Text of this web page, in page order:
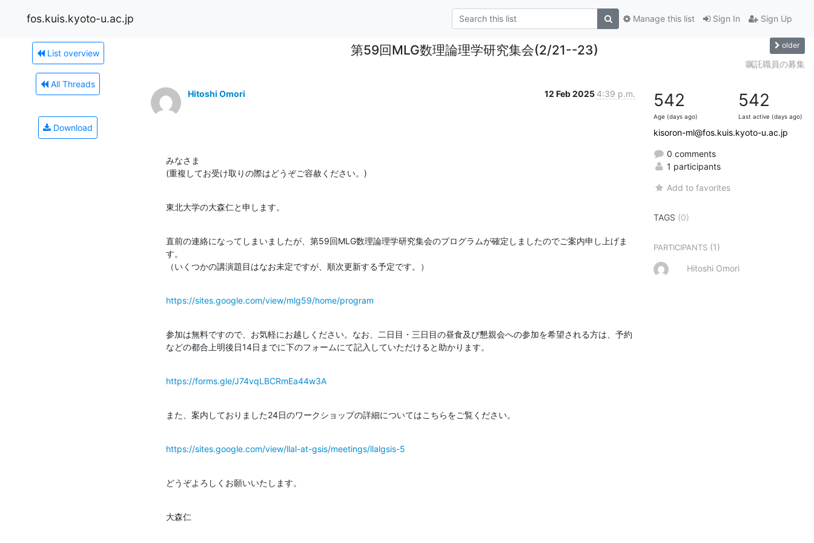
fos.kuis.kyoto-u.ac.jp Sign In Sign Up
Manage this list
List overview
All Threads
Download
第59回MLG数理論理学研究集会(2/21--23) older
嘱託職員の募集
Hitoshi Omori 12 Feb 2025 4:39 p.m.
みなさま
(重複してお受け取りの際はどうぞご容赦ください。)
東北大学の大森仁と申します。
直前の連絡になってしまいましたが、第59回MLG数理論理学研究集会のプログラムが確定しましたのでご案内申し上げま
す。
（いくつかの講演題目はなお未定ですが、順次更新する予定です。）
https://sites.google.com/view/mlg59/home/program
参加は無料ですので、お気軽にお越しください。なお、二日目・三日目の昼食及び懇親会への参加を希望される方は、予約
などの都合上明後日14日までに下のフォームにて記入していただけると助かります。
https://forms.gle/J74vqLBCRmEa44w3A
また、案内しておりました24日のワークショップの詳細についてはこちらをご覧ください。
https://sites.google.com/view/llal-at-gsis/meetings/llalgsis-5
どうぞよろしくお願いいたします。
大森仁
542
Age (days ago)
542
Last active (days ago)
kisoron-ml@fos.kuis.kyoto-u.ac.jp
0 comments
1 participants
Add to favorites
TAGS (0)
PARTICIPANTS (1)
Hitoshi Omori